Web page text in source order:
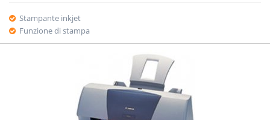
Stampante inkjet
Funzione di stampa